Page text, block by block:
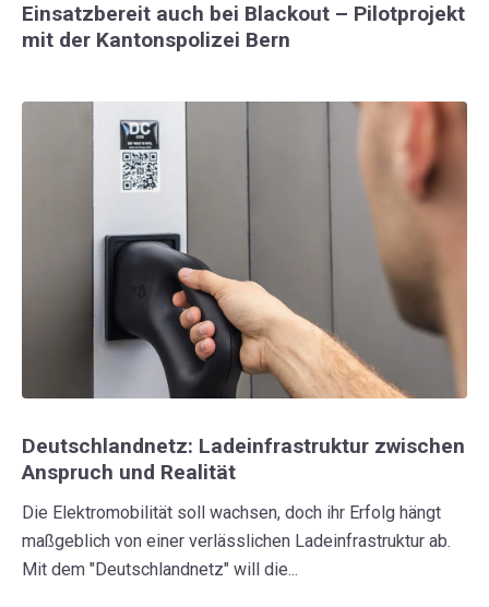
Einsatzbereit auch bei Blackout – Pilotprojekt
mit der Kantonspolizei Bern
Deutschlandnetz: Ladeinfrastruktur zwischen
Anspruch und Realität
Die Elektromobilität soll wachsen, doch ihr Erfolg hängt
maßgeblich von einer verlässlichen Ladeinfrastruktur ab.
Mit dem "Deutschlandnetz" will die...